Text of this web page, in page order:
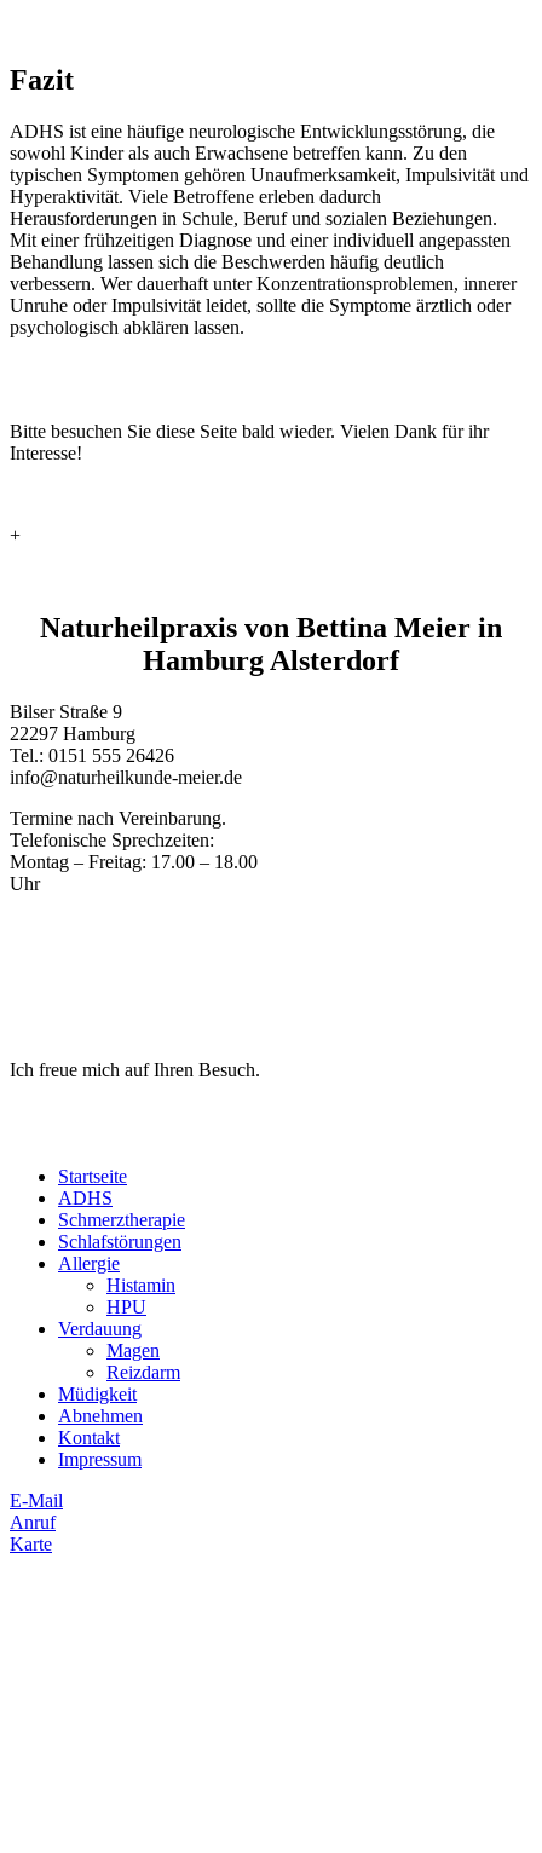
Fazit
ADHS ist eine häufige neurologische Entwicklungsstörung, die
sowohl Kinder als auch Erwachsene betreffen kann. Zu den
typischen Symptomen gehören Unaufmerksamkeit, Impulsivität und
Hyperaktivität. Viele Betroffene erleben dadurch
Herausforderungen in Schule, Beruf und sozialen Beziehungen.
Mit einer frühzeitigen Diagnose und einer individuell angepassten
Behandlung lassen sich die Beschwerden häufig deutlich
verbessern. Wer dauerhaft unter Konzentrationsproblemen, innerer
Unruhe oder Impulsivität leidet, sollte die Symptome ärztlich oder
psychologisch abklären lassen.
Bitte besuchen Sie diese Seite bald wieder. Vielen Dank für ihr
Interesse!
+
Naturheilpraxis von Bettina Meier in
Hamburg Alsterdorf
Bilser Straße 9
22297 Hamburg
Tel.: 0151 555 26426
info@naturheilkunde-meier.de
Termine nach Vereinbarung.
Telefonische Sprechzeiten:
Montag – Freitag: 17.00 – 18.00
Uhr
Ich freue mich auf Ihren Besuch.
Startseite
ADHS
Schmerztherapie
Schlafstörungen
Allergie
Histamin
HPU
Verdauung
Magen
Reizdarm
Müdigkeit
Abnehmen
Kontakt
Impressum
E-Mail
Anruf
Karte